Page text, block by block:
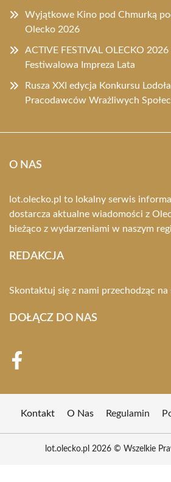
Wyjątkowe Kino pod Chmurką
Olecko 2026
ACTIVE FESTIVAL OLECKO
Festiwalowa Impreza Lata
Rusza XXI edycja Konkursu
Pracodawców Wrażliwych
O NAS
lot.olecko.pl to lokalny serwis
dostarcza aktualne wiadomości z
bieżąco z wydarzeniami w naszym
REDAKCJA
Skontaktuj się z nami przechodząc na
DOŁĄCZ DO NAS
Kontakt O Nas Regulamin
lot.olecko.pl 2026 © Wszelkie